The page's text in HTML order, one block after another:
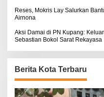
Reses, Mokris Lay Salurkan
Airnona
Aksi Damai di PN Kupang:
Sebastian Bokol Sarat Rekayasa
Berita Kota Terbaru